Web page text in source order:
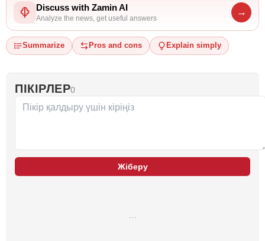
Discuss with Zamin AI
Analyze the news, get useful answers
→
Summarize Pros and cons Explain simply
ПІКІРЛЕР0
Жіберу